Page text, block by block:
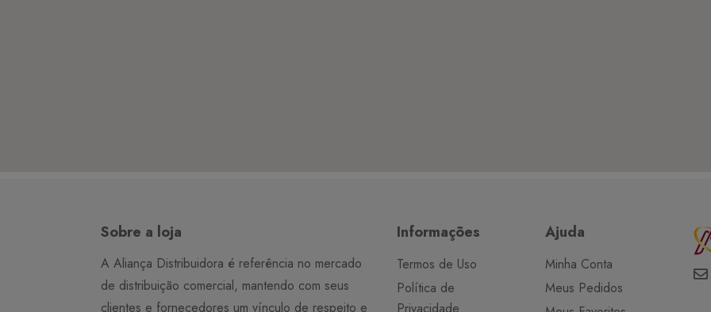
Sobre a loja
A Aliança Distribuidora é referência no mercado
de distribuição comercial, mantendo com seus
clientes e fornecedores um vínculo de respeito e
Informações
Termos de Uso
Política de
Privacidade
Ajuda
Minha Conta
Meus Pedidos